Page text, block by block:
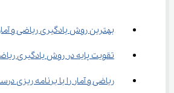
بهترین روش یادگیری ریاضی و
تقویت پایه در روش یادگیری
ریاضی و آمار را با برنامه ریزی